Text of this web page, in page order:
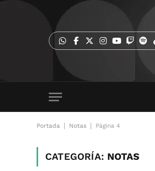
Portada Notas Página 4
CATEGORÍA: NOTAS